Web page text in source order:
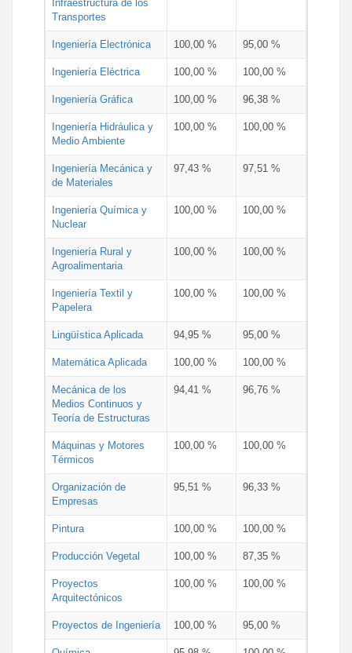
Infraestructura de los
Transportes
Ingeniería Electrónica 100,00 % 95,00 %
Ingeniería Eléctrica 100,00 % 100,00 %
Ingeniería Gráfica 100,00 % 96,38 %
Ingeniería Hidráulica y
Medio Ambiente
100,00 % 100,00 %
Ingeniería Mecánica y
de Materiales
97,43 % 97,51 %
Ingeniería Química y
Nuclear
100,00 % 100,00 %
Ingeniería Rural y
Agroalimentaria
100,00 % 100,00 %
Ingeniería Textil y
Papelera
100,00 % 100,00 %
Lingüística Aplicada 94,95 % 95,00 %
Matemática Aplicada 100,00 % 100,00 %
Mecánica de los
Medios Continuos y
Teoría de Estructuras
94,41 % 96,76 %
Máquinas y Motores
Térmicos
100,00 % 100,00 %
Organización de
Empresas
95,51 % 96,33 %
Pintura 100,00 % 100,00 %
Producción Vegetal 100,00 % 87,35 %
Proyectos
Arquitectónicos
100,00 % 100,00 %
Proyectos de Ingeniería 100,00 % 95,00 %